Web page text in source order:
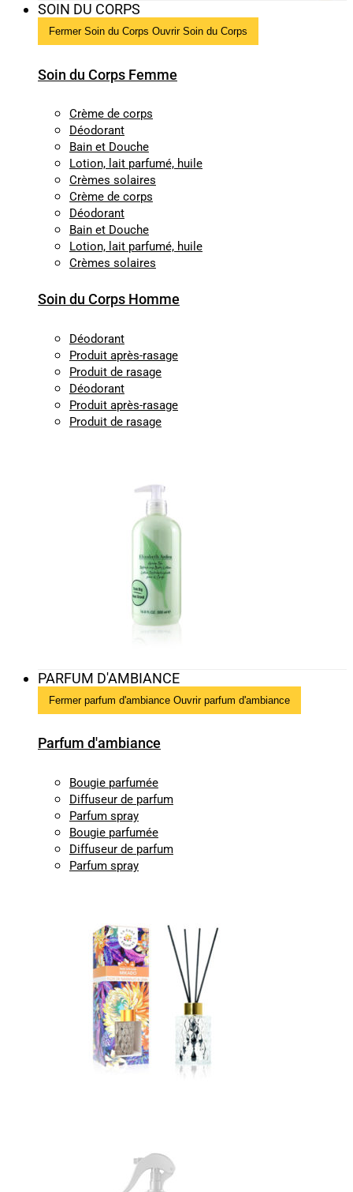
SOIN DU CORPS
Fermer Soin du Corps Ouvrir Soin du Corps
Soin du Corps Femme
Crème de corps
Déodorant
Bain et Douche
Lotion, lait parfumé, huile
Crèmes solaires
Crème de corps
Déodorant
Bain et Douche
Lotion, lait parfumé, huile
Crèmes solaires
Soin du Corps Homme
Déodorant
Produit après-rasage
Produit de rasage
Déodorant
Produit après-rasage
Produit de rasage
PARFUM D'AMBIANCE
Fermer parfum d'ambiance Ouvrir parfum d'ambiance
Parfum d'ambiance
Bougie parfumée
Diffuseur de parfum
Parfum spray
Bougie parfumée
Diffuseur de parfum
Parfum spray